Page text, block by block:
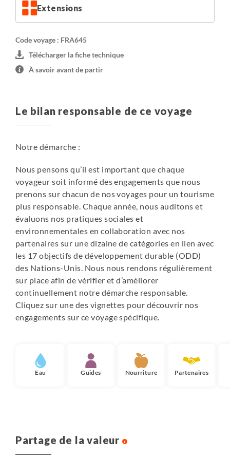
Extensions
Code voyage : FRA645
Télécharger la fiche technique
À savoir avant de partir
Le bilan responsable de ce voyage
Notre démarche :
Nous pensons qu’il est important que chaque
voyageur soit informé des engagements que nous
prenons sur chacun de nos voyages pour un tourisme
plus responsable. Chaque année, nous auditons et
évaluons nos pratiques sociales et
environnementales en collaboration avec nos
partenaires sur une dizaine de catégories en lien avec
les 17 objectifs de développement durable (ODD)
des Nations-Unis. Nous nous rendons régulièrement
sur place afin de vérifier et d’améliorer
continuellement notre démarche responsable.
Cliquez sur une des vignettes pour découvrir nos
engagements sur ce voyage spécifique.
Eau Guides Nourriture Partenaires
Partage de la valeur